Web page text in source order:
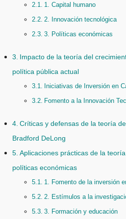
1. Capital humano
2. Innovación tecnológica
3. Políticas económicas
Impacto de la teoría del
política pública actual
Iniciativas de Inversión en
Fomento a la Innovación
Críticas y defensas de la teoría
Bradford DeLong
Aplicaciones prácticas de la
políticas económicas
1. Fomento de la inversión
2. Estímulos a la
3. Formación y educación